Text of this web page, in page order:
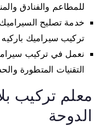
للمطاعم والفنادق
خدمة تصليح
تركيب سيراميك باركيه
نعمل في تركيب
التقنيات المتطورة
معلم تركيب
الدوحة